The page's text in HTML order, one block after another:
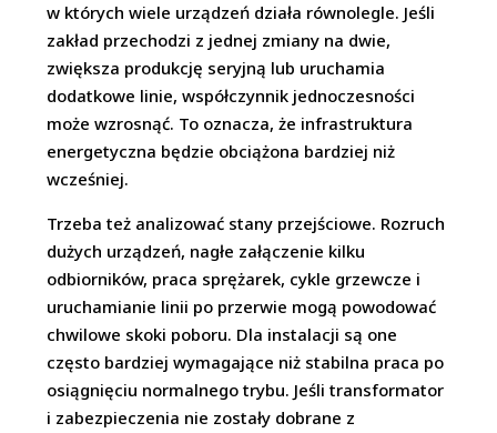
w których wiele urządzeń działa równolegle. Jeśli
zakład przechodzi z jednej zmiany na dwie,
zwiększa produkcję seryjną lub uruchamia
dodatkowe linie, współczynnik jednoczesności
może wzrosnąć. To oznacza, że infrastruktura
energetyczna będzie obciążona bardziej niż
wcześniej.
Trzeba też analizować stany przejściowe. Rozruch
dużych urządzeń, nagłe załączenie kilku
odbiorników, praca sprężarek, cykle grzewcze i
uruchamianie linii po przerwie mogą powodować
chwilowe skoki poboru. Dla instalacji są one
często bardziej wymagające niż stabilna praca po
osiągnięciu normalnego trybu. Jeśli transformator
i zabezpieczenia nie zostały dobrane z